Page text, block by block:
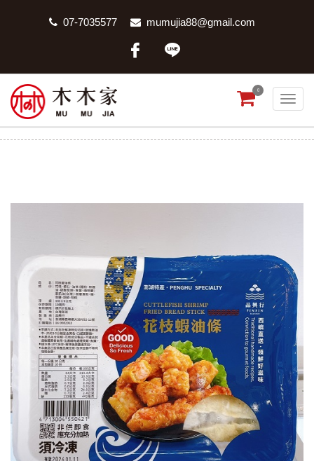
07-7035577 mumujia88@gmail.com
0
品興行花枝蝦油條 品興行花枝蝦油條